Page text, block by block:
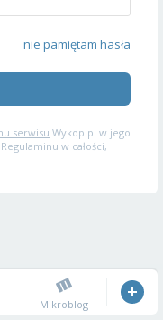
nie pamiętam hasła
serwisu Wykop.pl w jego
w całości,
Mikroblog